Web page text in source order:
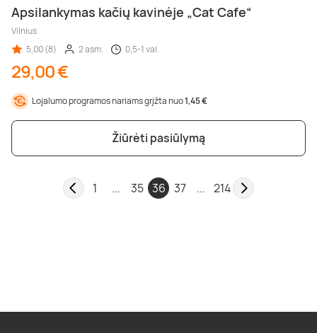
Apsilankymas kačių kavinėje „Cat Cafe“
Vilnius
5,00 (8)
2 asm. 0,5-1 val.
29,00 €
Lojalumo programos nariams grįžta nuo1,45 €
Žiūrėti pasiūlymą
1 ... 35 36 37 ... 214